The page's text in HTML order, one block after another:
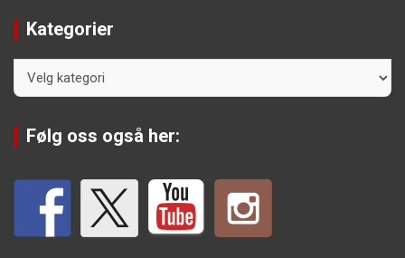
Kategorier
Følg oss også her: